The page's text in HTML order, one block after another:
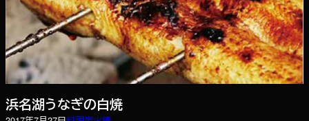
浜名湖うなぎの白焼